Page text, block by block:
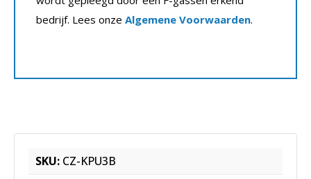
bedrijf. Lees onze Algemene Voorwaarden.
SKU: CZ-KPU3B